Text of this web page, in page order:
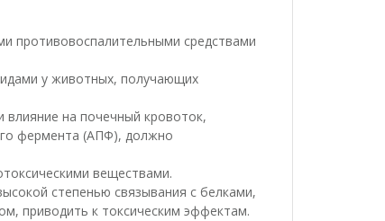
противовоспалительными средствами
у животных, получающих
на почечный кровоток,
фермента (АПФ), должно
веществами.
степенью связывания с белками,
приводить к токсическим эффектам.